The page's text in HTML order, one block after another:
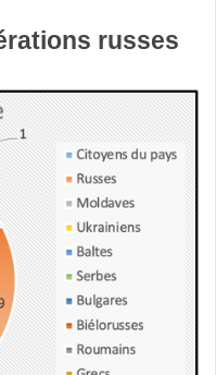
russes